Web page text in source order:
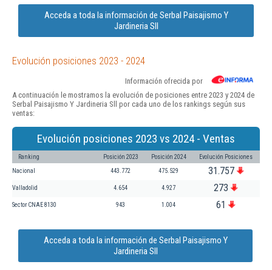
Acceda a toda la información de Serbal Paisajismo Y
Jardineria Sll
Evolución posiciones 2023 - 2024
Información ofrecida por
A continuación le mostramos la evolución de posiciones entre 2023 y 2024 de
Serbal Paisajismo Y Jardineria Sll por cada uno de los rankings según sus
ventas:
Evolución posiciones 2023 vs 2024 - Ventas
Ranking Posición 2023 Posición 2024 Evolución Posiciones
Nacional 443.772 475.529 31.757
Valladolid 4.654 4.927 273
Sector CNAE 8130 943 1.004 61
Acceda a toda la información de Serbal Paisajismo Y
Jardineria Sll